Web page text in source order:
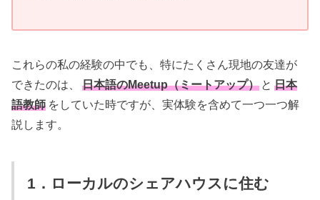
これらの私の経験の中でも、特にたくさん現地の友達が
できたのは、
日本語のMeetup（ミートアップ） と 日本
語教師 をしていた時ですが、実体験を含めて一つ一つ解
説します。
1．ローカルのシェアハウスに住む